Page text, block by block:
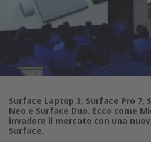
Surface Laptop 3, Surface Pro 7,
Neo e Surface Duo. Ecco come
invadere il mercato con una
Surface.